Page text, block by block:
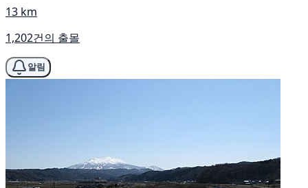
13 km
1,202건의 출몰
알림